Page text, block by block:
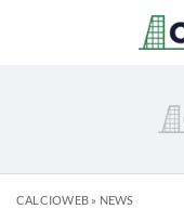
CALCIOWEB» NEWS